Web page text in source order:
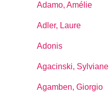
Adamo, Amélie
Adler, Laure
Adonis
Agacinski, Sylviane
Agamben, Giorgio